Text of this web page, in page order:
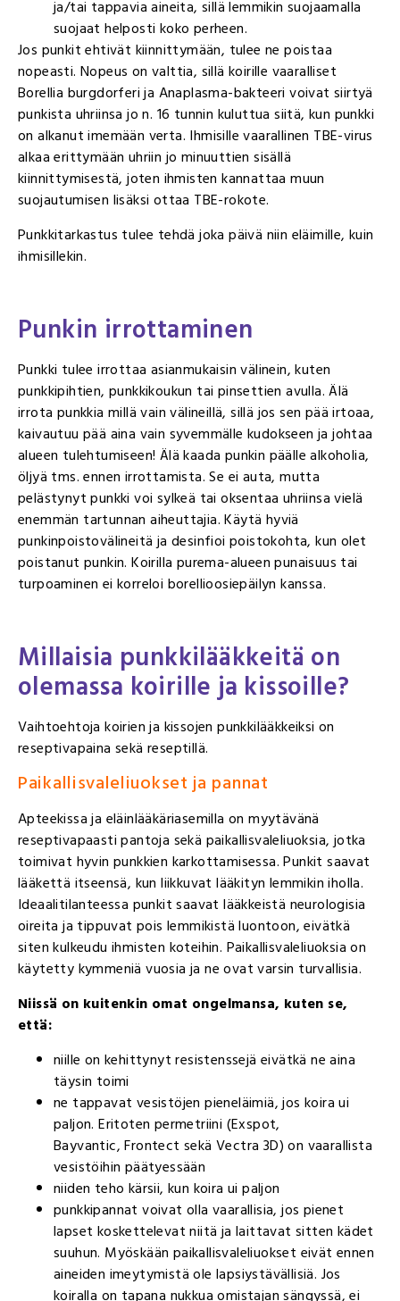
ja/tai tappavia aineita, sillä lemmikin suojaamalla
suojaat helposti koko perheen.
Jos punkit ehtivät kiinnittymään, tulee ne poistaa
nopeasti. Nopeus on valttia, sillä koirille vaaralliset
Borellia burgdorferi ja Anaplasma-bakteeri voivat siirtyä
punkista uhriinsa jo n. 16 tunnin kuluttua siitä, kun punkki
on alkanut imemään verta. Ihmisille vaarallinen TBE-virus
alkaa erittymään uhriin jo minuuttien sisällä
kiinnittymisestä, joten ihmisten kannattaa muun
suojautumisen lisäksi ottaa TBE-rokote.
Punkkitarkastus tulee tehdä joka päivä niin eläimille, kuin
ihmisillekin.
Punkin irrottaminen
Punkki tulee irrottaa asianmukaisin välinein, kuten
punkkipihtien, punkkikoukun tai pinsettien avulla. Älä
irrota punkkia millä vain välineillä, sillä jos sen pää irtoaa,
kaivautuu pää aina vain syvemmälle kudokseen ja johtaa
alueen tulehtumiseen! Älä kaada punkin päälle alkoholia,
öljyä tms. ennen irrottamista. Se ei auta, mutta
pelästynyt punkki voi sylkeä tai oksentaa uhriinsa vielä
enemmän tartunnan aiheuttajia. Käytä hyviä
punkinpoistovälineitä ja desinfioi poistokohta, kun olet
poistanut punkin. Koirilla purema-alueen punaisuus tai
turpoaminen ei korreloi borellioosiepäilyn kanssa.
Millaisia punkkilääkkeitä on
olemassa koirille ja kissoille?
Vaihtoehtoja koirien ja kissojen punkkilääkkeiksi on
reseptivapaina sekä reseptillä.
Paikallisvaleliuokset ja pannat
Apteekissa ja eläinlääkäriasemilla on myytävänä
reseptivapaasti pantoja sekä paikallisvaleliuoksia, jotka
toimivat hyvin punkkien karkottamisessa. Punkit saavat
lääkettä itseensä, kun liikkuvat lääkityn lemmikin iholla.
Ideaalitilanteessa punkit saavat lääkkeistä neurologisia
oireita ja tippuvat pois lemmikistä luontoon, eivätkä
siten kulkeudu ihmisten koteihin. Paikallisvaleliuoksia on
käytetty kymmeniä vuosia ja ne ovat varsin turvallisia.
Niissä on kuitenkin omat ongelmansa, kuten se,
että:
niille on kehittynyt resistenssejä eivätkä ne aina
täysin toimi
ne tappavat vesistöjen pieneläimiä, jos koira ui
paljon. Eritoten permetriini (Exspot,
Bayvantic, Frontect sekä Vectra 3D) on vaarallista
vesistöihin päätyessään
niiden teho kärsii, kun koira ui paljon
punkkipannat voivat olla vaarallisia, jos pienet
lapset koskettelevat niitä ja laittavat sitten kädet
suuhun. Myöskään paikallisvaleliuokset eivät ennen
aineiden imeytymistä ole lapsiystävällisiä. Jos
koiralla on tapana nukkua omistajan sängyssä, ei